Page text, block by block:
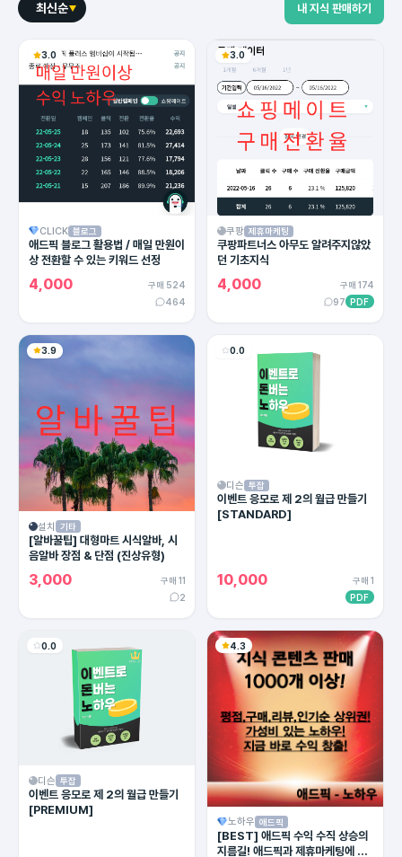
최신순 내 지식 판매하기
3.0
CLICK 블로그
애드픽 블로그 활용법 / 매일 만원이
상 전환할 수 있는 키워드 선정
4,000
구매 524
464
3.0
쿠팡 제휴마케팅
쿠팡파트너스 아무도 알려주지않았
던 기초지식
4,000
구매 174
97 PDF
3.9
설치 기타
[알바꿀팁] 대형마트 시식알바, 시
음알바 장점 & 단점 (진상유형)
3,000
구매 11
2
0.0
디슨 투잡
이벤트 응모로 제 2의 월급 만들기
[STANDARD]
10,000
구매 1
PDF
0.0
디슨 투잡
이벤트 응모로 제 2의 월급 만들기
[PREMIUM]
4.3
노하우 애드픽
[BEST] 애드픽 수익 수직 상승의
지름길! 애드픽과 제휴마케팅에 유